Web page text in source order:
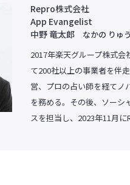
Repro株式会社
App Evangelist
中野 竜太郎
なかの りゅ
2017年楽天グループ株式会
て200社以上の事業者を伴
営、プロの占い師を経てノ
を務める。その後、ソーシ
スを担当し、2023年11月に